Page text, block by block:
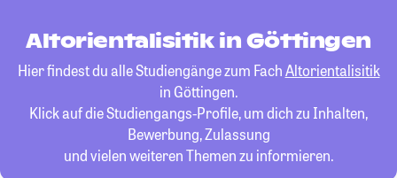
Altorientalisitik in Göttingen
Hier findest du alle Studiengänge zum FachAltorientalisitik
in Göttingen.
Klick auf die Studiengangs-Profile, um dich zu Inhalten,
Bewerbung, Zulassung
und vielen weiteren Themen zu informieren.